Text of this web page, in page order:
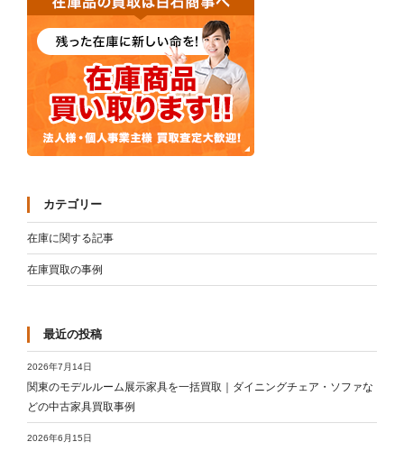
ン
カテゴリー
在庫に関する記事
在庫買取の事例
最近の投稿
関東のモデルルーム展示家具を一括買取｜ダイニングチェア・ソファな
どの中古家具買取事例
2026年7月14日
2026年6月15日